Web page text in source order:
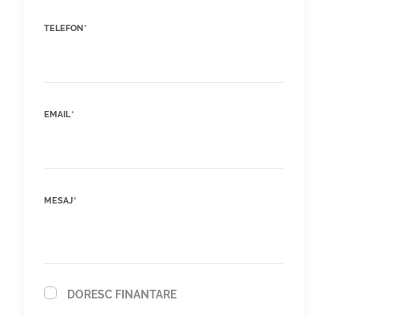
TELEFON*
EMAIL*
MESAJ*
DORESC FINANTARE